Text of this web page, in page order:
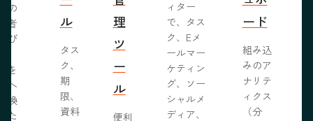
の
者
び
を
へ
換
た
ル
タス
ク、
期
限、
資料
理
ツ
ー
ル
便利
ィター
で、タス
ク、Eメ
ールマー
ケティン
グ、ソー
シャルメ
ディア、
ード
組み込
みのア
ナリテ
ィクス
（分